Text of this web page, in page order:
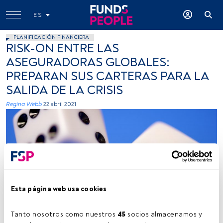
Esta página web usa cookies
Tanto nosotros como nuestros 45 socios almacenamos y
ES
PLANIFICACIÓN FINANCIERA
RISK-ON ENTRE LAS
ASEGURADORAS GLOBALES:
PREPARAN SUS CARTERAS PARA LA
SALIDA DE LA CRISIS
Regina Webb 22 abril 2021
Edge2Edge Media-Unsplash